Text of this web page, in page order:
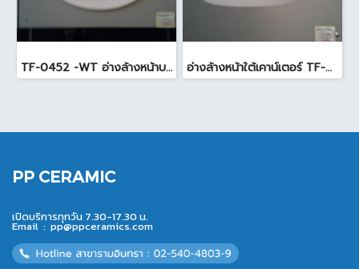
TF-0452 -WT อ่างล้างหน้าบนเคาน์เตอร์ สีขาว อ่างล้างหน้าใต้เคาน์เตอร์ TF-0458 สีขาว
PP CERAMIC
เปิดบริการทุกวัน 7.30-17.30 น.
Email : pp@ppceramics.com